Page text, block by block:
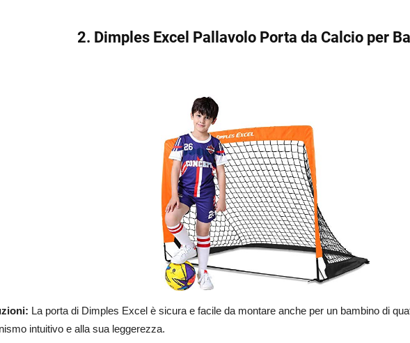
2. Dimples Excel Pallavolo Porta da Calcio per
La porta di Dimples Excel è sicura e facile da montare anche per un bambino di
intuitivo e alla sua leggerezza.